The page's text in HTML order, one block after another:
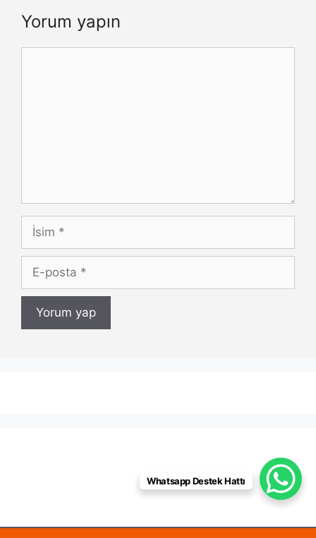
Yorum yapın
İsim
posta
Whatsapp Destek Hattı